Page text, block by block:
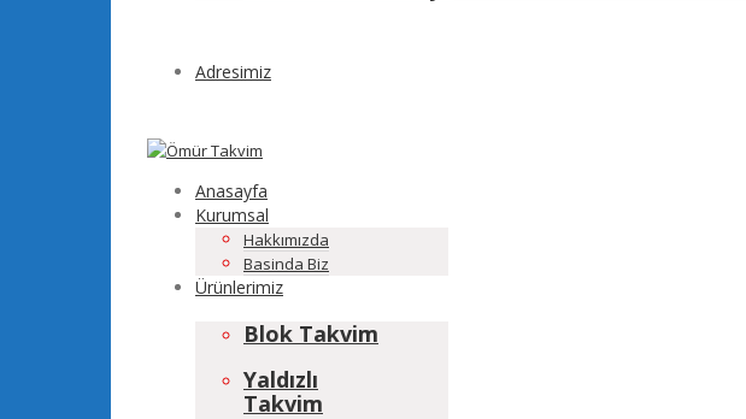
Adresimiz
Anasayfa
Kurumsal
Hakkımızda
Basinda Biz
Ürünlerimiz
Blok Takvim
Yaldızlı
Takvim